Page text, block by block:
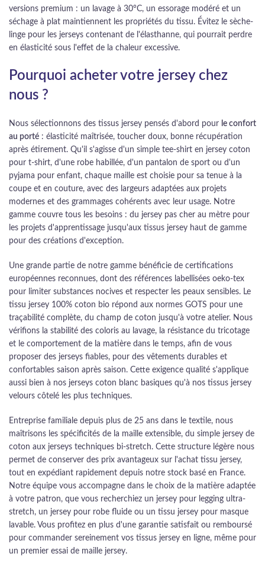
versions premium : un lavage à 30°C, un essorage modéré et un
séchage à plat maintiennent les propriétés du tissu. Évitez le sèche-
linge pour les jerseys contenant de l'élasthanne, qui pourrait perdre
en élasticité sous l'effet de la chaleur excessive.
Pourquoi acheter votre jersey chez
nous ?
Nous sélectionnons des tissus jersey pensés d'abord pour le confort
au porté : élasticité maîtrisée, toucher doux, bonne récupération
après étirement. Qu'il s'agisse d'un simple tee-shirt en jersey coton
pour t-shirt, d'une robe habillée, d'un pantalon de sport ou d'un
pyjama pour enfant, chaque maille est choisie pour sa tenue à la
coupe et en couture, avec des largeurs adaptées aux projets
modernes et des grammages cohérents avec leur usage. Notre
gamme couvre tous les besoins : du jersey pas cher au mètre pour
les projets d'apprentissage jusqu'aux tissus jersey haut de gamme
pour des créations d'exception.
Une grande partie de notre gamme bénéficie de certifications
européennes reconnues, dont des références labellisées oeko-tex
pour limiter substances nocives et respecter les peaux sensibles. Le
tissu jersey 100% coton bio répond aux normes GOTS pour une
traçabilité complète, du champ de coton jusqu'à votre atelier. Nous
vérifions la stabilité des coloris au lavage, la résistance du tricotage
et le comportement de la matière dans le temps, afin de vous
proposer des jerseys fiables, pour des vêtements durables et
confortables saison après saison. Cette exigence qualité s'applique
aussi bien à nos jerseys coton blanc basiques qu'à nos tissus jersey
velours côtelé les plus techniques.
Entreprise familiale depuis plus de 25 ans dans le textile, nous
maîtrisons les spécificités de la maille extensible, du simple jersey de
coton aux jerseys techniques bi-stretch. Cette structure légère nous
permet de conserver des prix avantageux sur l'achat tissu jersey,
tout en expédiant rapidement depuis notre stock basé en France.
Notre équipe vous accompagne dans le choix de la matière adaptée
à votre patron, que vous recherchiez un jersey pour legging ultra-
stretch, un jersey pour robe fluide ou un tissu jersey pour masque
lavable. Vous profitez en plus d'une garantie satisfait ou remboursé
pour commander sereinement vos tissus jersey en ligne, même pour
un premier essai de maille jersey.